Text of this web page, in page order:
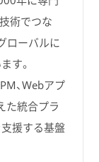
術でつな
ローバルに
す。
、Webアプ
た統合プラ
援する基盤